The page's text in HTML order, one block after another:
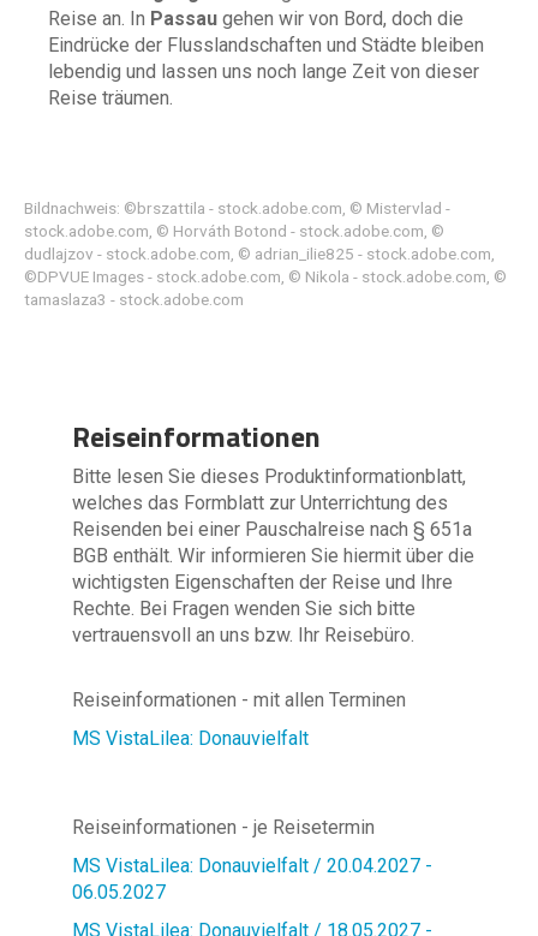
Reise an. In Passau gehen wir von Bord, doch die
Eindrücke der Flusslandschaften und Städte bleiben
lebendig und lassen uns noch lange Zeit von dieser
Reise träumen.
Bildnachweis: ©brszattila - stock.adobe.com, © Mistervlad -
stock.adobe.com, © Horváth Botond - stock.adobe.com, ©
dudlajzov - stock.adobe.com, © adrian_ilie825 - stock.adobe.com,
©DPVUE Images - stock.adobe.com, © Nikola - stock.adobe.com, ©
tamaslaza3 - stock.adobe.com
Reiseinformationen
Bitte lesen Sie dieses Produktinformationblatt,
welches das Formblatt zur Unterrichtung des
Reisenden bei einer Pauschalreise nach § 651a
BGB enthält. Wir informieren Sie hiermit über die
wichtigsten Eigenschaften der Reise und Ihre
Rechte. Bei Fragen wenden Sie sich bitte
vertrauensvoll an uns bzw. Ihr Reisebüro.
Reiseinformationen - mit allen Terminen
MS VistaLilea: Donauvielfalt
Reiseinformationen - je Reisetermin
MS VistaLilea: Donauvielfalt / 20.04.2027 -
06.05.2027
MS VistaLilea: Donauvielfalt / 18.05.2027 -